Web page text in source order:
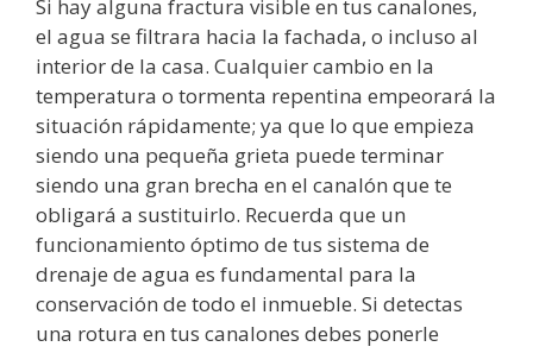
Si hay alguna fractura visible en tus canalones,
el agua se filtrara hacia la fachada, o incluso al
interior de la casa. Cualquier cambio en la
temperatura o tormenta repentina empeorará la
situación rápidamente; ya que lo que empieza
siendo una pequeña grieta puede terminar
siendo una gran brecha en el canalón que te
obligará a sustituirlo. Recuerda que un
funcionamiento óptimo de tus sistema de
drenaje de agua es fundamental para la
conservación de todo el inmueble. Si detectas
una rotura en tus canalones debes ponerle